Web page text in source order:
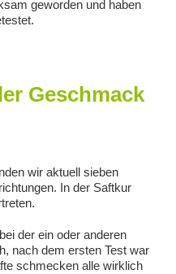
geworden und haben
Geschmack
wir aktuell sieben
In der Saftkur
der ein oder anderen
nach dem ersten Test war
schmecken alle wirklich